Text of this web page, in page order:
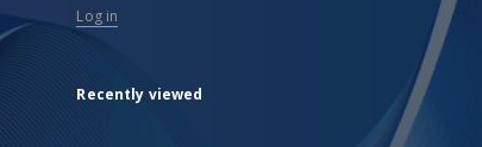
Log in
Recently viewed